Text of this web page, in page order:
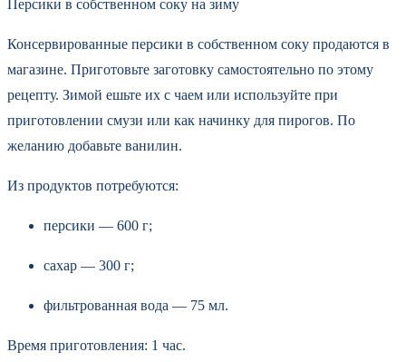
Персики в собственном соку на зиму
Консервированные персики в собственном соку продаются в
магазине. Приготовьте заготовку самостоятельно по этому
рецепту. Зимой ешьте их с чаем или используйте при
приготовлении смузи или как начинку для пирогов. По
желанию добавьте ванилин.
Из продуктов потребуются:
персики — 600 г;
сахар — 300 г;
фильтрованная вода — 75 мл.
Время приготовления: 1 час.